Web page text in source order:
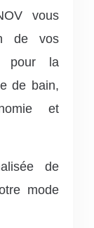
vous
de vos
pour la
de bain,
et
de
mode